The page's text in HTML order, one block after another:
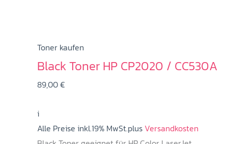
Toner kaufen
Black Toner HP CP2020 / CC530A
89,00€
i
Alle Preise inkl.19% MwSt.plusVersandkosten